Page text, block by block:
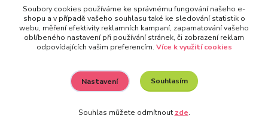
info@carforkids.cz
Soubory cookies používáme ke správnému fungování našeho e-
shopu a v případě vašeho souhlasu také ke sledování statistik o
webu, měření efektivity reklamních kampaní, zapamatování vašeho
oblíbeného nastavení při používání stránek, či zobrazení reklam
odpovídajících vašim preferencím. Více k využití cookies
Nastavení Souhlasím
Souhlas můžete odmítnout zde.